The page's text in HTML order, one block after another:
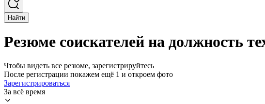
Найти
Резюме соискателей на должность
Чтобы видеть все резюме, зарегистрируйтесь
После регистрации покажем ещё 1 и откроем фото
Зарегистрироваться
За всё время